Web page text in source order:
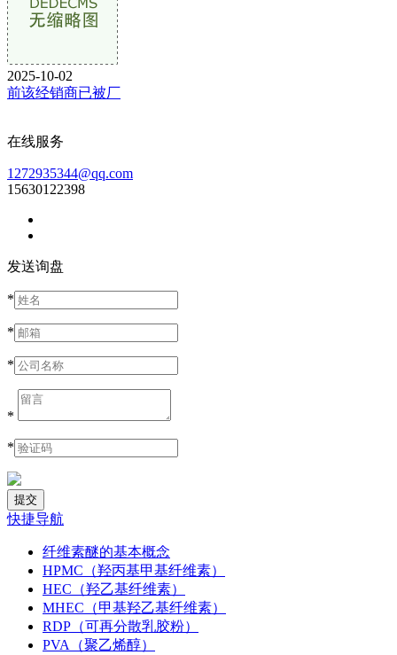
2025-10-02
前该经销商已被厂
在线服务
1272935344@qq.com
15630122398
发送询盘
*
*
*
*
*
快捷导航
纤维素醚的基本概念
HPMC（羟丙基甲基纤维素）
HEC（羟乙基纤维素）
MHEC（甲基羟乙基纤维素）
RDP（可再分散乳胶粉）
PVA（聚乙烯醇）